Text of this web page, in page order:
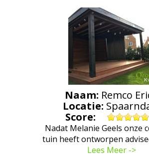
Naam: Remco
Locatie:
Score:
Nadat Melanie Geels onze
tuin heeft ontworpen
Lees Meer ->